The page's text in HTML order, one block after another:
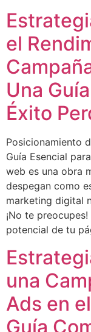
el
Una
Éxito
Posicionamiento
Guía Esencial
web es una obra
despegan como
marketing digital
¡No te
potencial de tu
una
Ads en
Guía